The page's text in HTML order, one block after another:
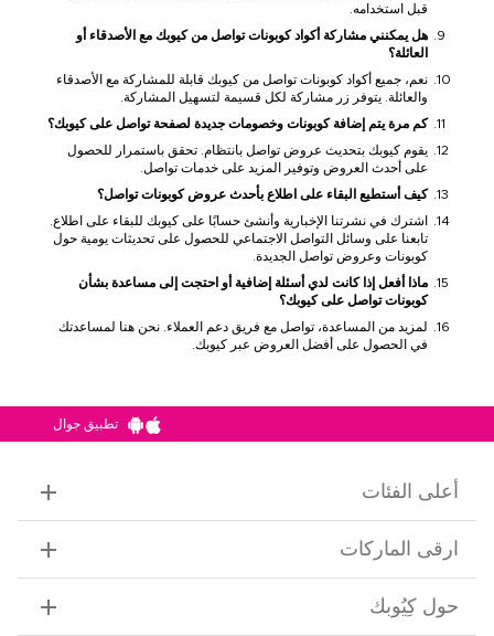
قبل استخدامه.
هل يمكنني مشاركة أكواد كوبونات تواصل من كيوبك مع الأصدقاء أو
العائلة؟
نعم، جميع أكواد كوبونات تواصل من كيوبك قابلة للمشاركة مع الأصدقاء
والعائلة. يتوفر زر مشاركة لكل قسيمة لتسهيل المشاركة.
كم مرة يتم إضافة كوبونات وخصومات جديدة لصفحة تواصل على كيوبك؟
يقوم كيوبك بتحديث عروض تواصل بانتظام. تحقق باستمرار للحصول
على أحدث العروض وتوفير المزيد على خدمات تواصل.
كيف أستطيع البقاء على اطلاع بأحدث عروض كوبونات تواصل؟
اشترك في نشرتنا الإخبارية وأنشئ حسابًا على كيوبك للبقاء على اطلاع.
تابعنا على وسائل التواصل الاجتماعي للحصول على تحديثات يومية حول
كوبونات وعروض تواصل الجديدة.
ماذا أفعل إذا كانت لدي أسئلة إضافية أو احتجت إلى مساعدة بشأن
كوبونات تواصل على كيوبك؟
لمزيد من المساعدة، تواصل مع فريق دعم العملاء. نحن هنا لمساعدتك
في الحصول على أفضل العروض عبر كيوبك.
تطبيق جوال
أعلى الفئات
ارقى الماركات
حول كِيُوبك